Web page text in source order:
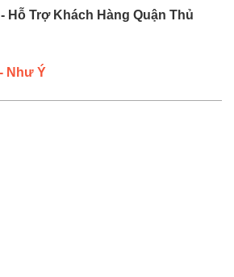
Hỗ Trợ Khách Hàng Quận Thủ
Như Ý